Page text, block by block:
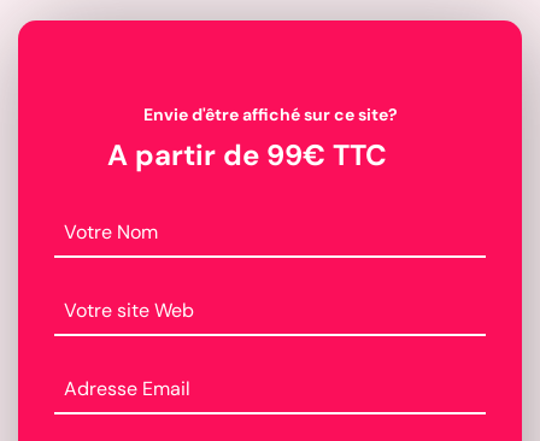
Envie d'être affiché sur ce site?
A partir de 99€ TTC